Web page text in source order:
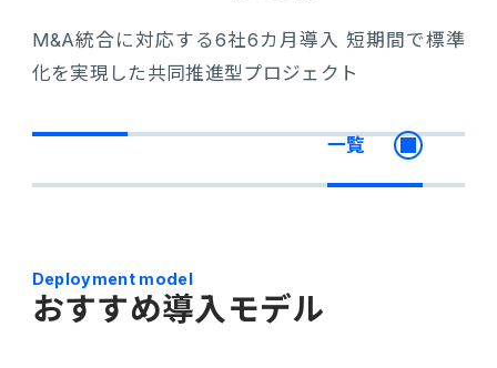
M&A統合に対応する6社6カ月導入 短期間で標準
化を実現した共同推進型プロジェクト
一覧
Deployment model
おすすめ導入モデル